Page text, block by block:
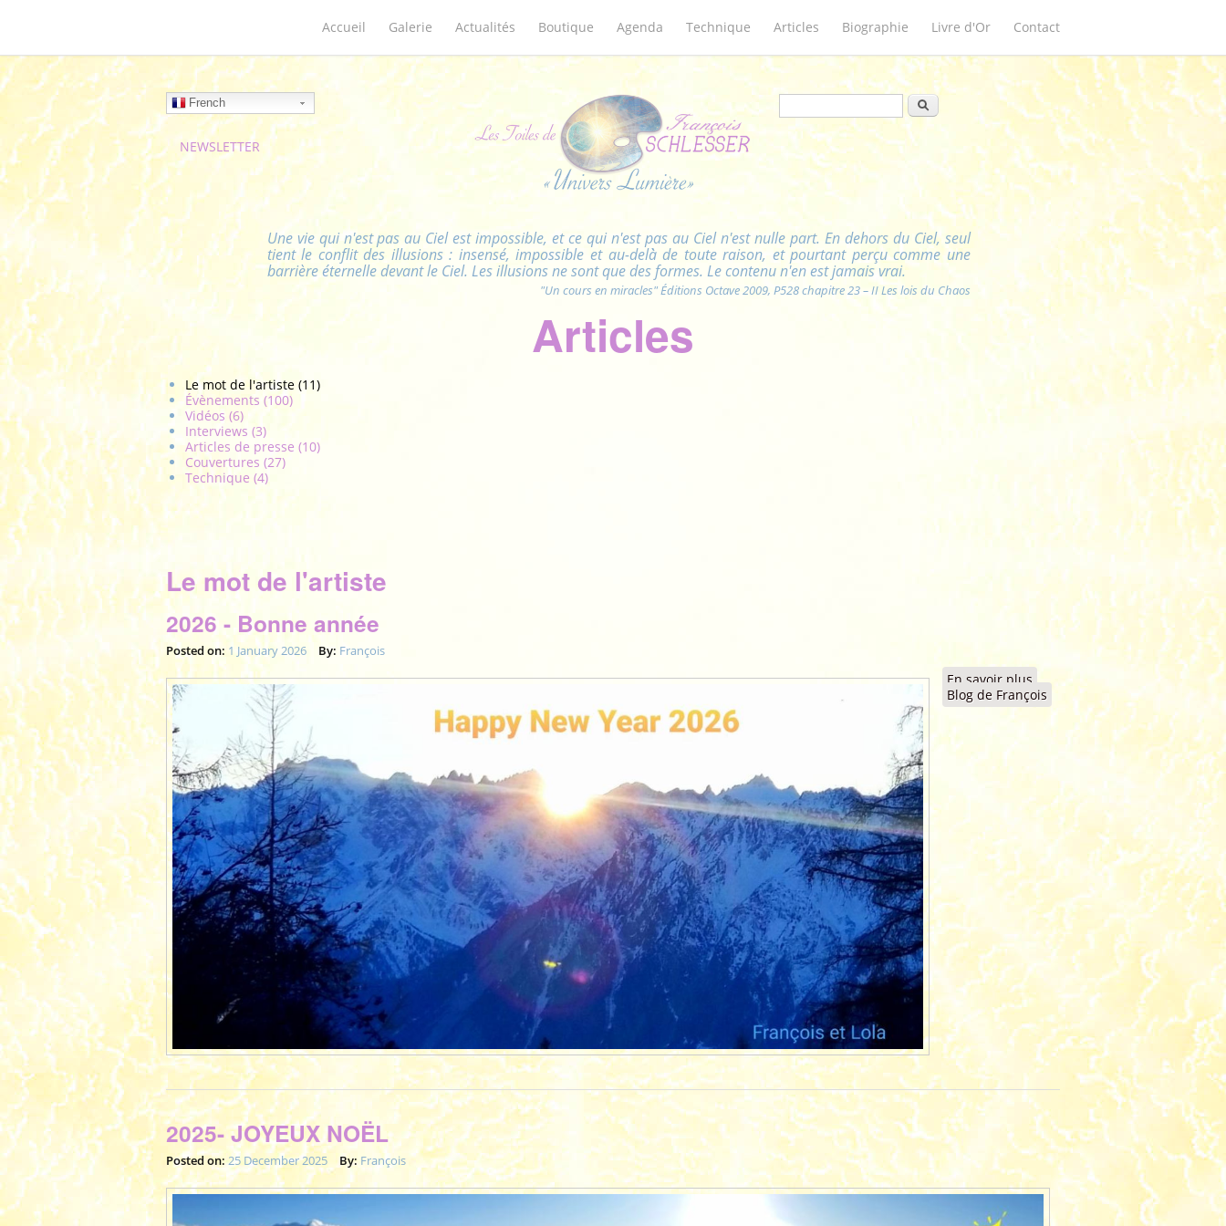
Accueil Galerie Actualités Boutique Agenda Technique Articles Biographie Livre d'Or Contact
French
NEWSLETTER
Formulaire de recherche
Rechercher
Une vie qui n'est pas au Ciel est impossible, et ce qui n'est pas au Ciel n'est nulle part. En dehors du Ciel, seul
tient le conflit des illusions : insensé, impossible et au-delà̀ de toute raison, et pourtant perçu comme une
barrière éternelle devant le Ciel. Les illusions ne sont que des formes. Le contenu n'en est jamais vrai.
"Un cours en miracles" Éditions Octave 2009, P528 chapitre 23 – II Les lois du Chaos
Articles
Le mot de l'artiste (11)
Évènements (100)
Vidéos (6)
Interviews (3)
Articles de presse (10)
Couvertures (27)
Technique (4)
Le mot de l'artiste
2026 - Bonne année
Posted on: 1 January 2026 By: François
En savoir plus à propos de 2026 - Bonne
année
Blog de François
2025- JOYEUX NOËL
Posted on: 25 December 2025 By: François